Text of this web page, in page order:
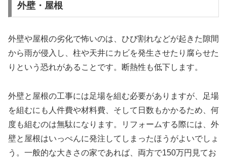
外壁・屋根
外壁や屋根の劣化で怖いのは、ひび割れなどが起きた隙間
から雨が侵入し、柱や天井にカビを発生させたり腐らせた
りという恐れがあることです。断熱性も低下します。
外壁と屋根の工事には足場を組む必要がありますが、足場
を組むにも人件費や材料費、そして日数もかかるため、何
度も組むのは無駄になります。リフォームする際には、外
壁と屋根はいっぺんに発注してしまったほうがよいでしょ
う。一般的な大きさの家であれば、両方で150万円見てお